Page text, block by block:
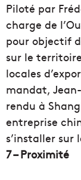
Piloté par
charge de
pour objectif
sur le
locales
mandat,
rendu à
entreprise
s’installer sur
7 – Proximité